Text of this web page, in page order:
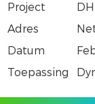
Project
Adres
Datum
Toepassing